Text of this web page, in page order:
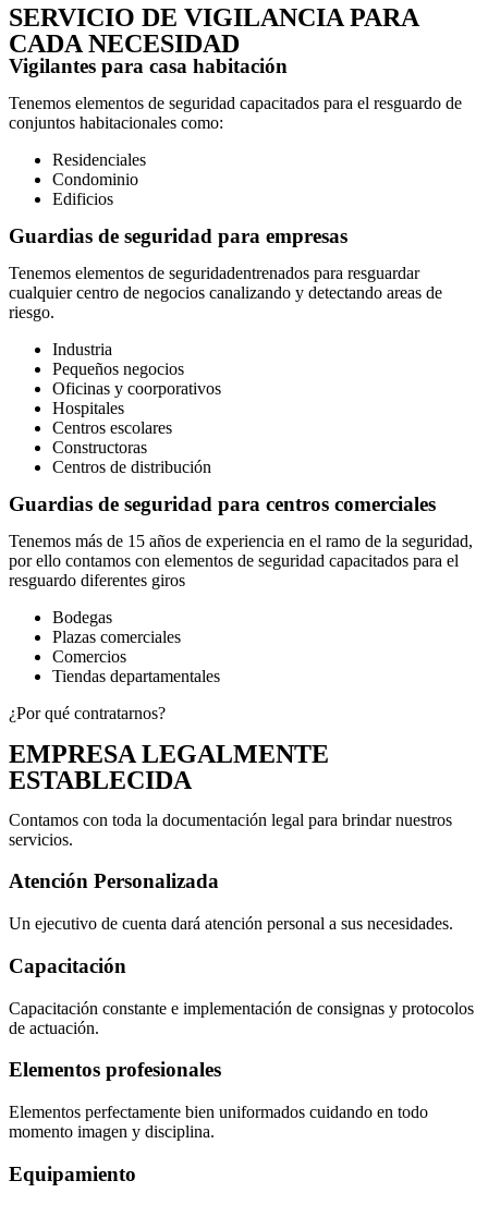
SERVICIO DE VIGILANCIA PARA
CADA NECESIDAD
Vigilantes para casa habitación
Tenemos elementos de seguridad capacitados para el resguardo de
conjuntos habitacionales como:
Residenciales
Condominio
Edificios
Guardias de seguridad para empresas
Tenemos elementos de seguridadentrenados para resguardar
cualquier centro de negocios canalizando y detectando areas de
riesgo.
Industria
Pequeños negocios
Oficinas y coorporativos
Hospitales
Centros escolares
Constructoras
Centros de distribución
Guardias de seguridad para centros comerciales
Tenemos más de 15 años de experiencia en el ramo de la seguridad,
por ello contamos con elementos de seguridad capacitados para el
resguardo diferentes giros
Bodegas
Plazas comerciales
Comercios
Tiendas departamentales
¿Por qué contratarnos?
EMPRESA LEGALMENTE
ESTABLECIDA
Contamos con toda la documentación legal para brindar nuestros
servicios.
Atención Personalizada
Un ejecutivo de cuenta dará atención personal a sus necesidades.
Capacitación
Capacitación constante e implementación de consignas y protocolos
de actuación.
Elementos profesionales
Elementos perfectamente bien uniformados cuidando en todo
momento imagen y disciplina.
Equipamiento